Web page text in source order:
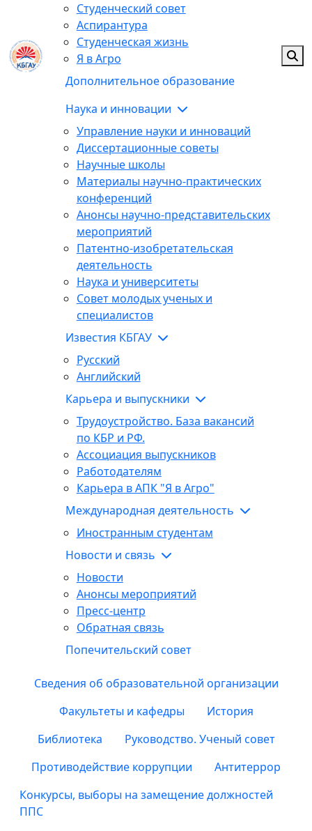
Студенческий совет
Аспирантура
Студенческая жизнь
Я в Агро
Дополнительное образование
Наука и инновации
Управление науки и инноваций
Диссертационные советы
Научные школы
Материалы научно-практических
конференций
Анонсы научно-представительских
мероприятий
Патентно-изобретательская
деятельность
Наука и университеты
Совет молодых ученых и
специалистов
Известия КБГАУ
Русский
Английский
Карьера и выпускники
Трудоустройство. База вакансий
по КБР и РФ.
Ассоциация выпускников
Работодателям
Карьера в АПК "Я в Агро"
Международная деятельность
Иностранным студентам
Новости и связь
Новости
Анонсы мероприятий
Пресс-центр
Обратная связь
Попечительский совет
Сведения об образовательной организации
Факультеты и кафедры
История
Библиотека
Руководство. Ученый совет
Противодействие коррупции
Антитеррор
Конкурсы, выборы на замещение должностей
ППС